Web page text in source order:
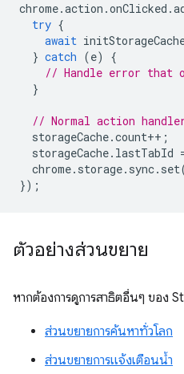
chrome.action .onClicked .
try {
await
} catch (e)
{
// Handle error that
}
// Normal action
storageCache.count++ ;
storageCache. lastTabId
chrome. storage. sync. set
});
ตัวอย่างส่วนขยาย
หากต้องการดูการสาธิตอื่นๆ ของ
ส่วนขยายการค้นหาทั่วโลก
ส่วนขยายการแจ้งเตือนน้ำ